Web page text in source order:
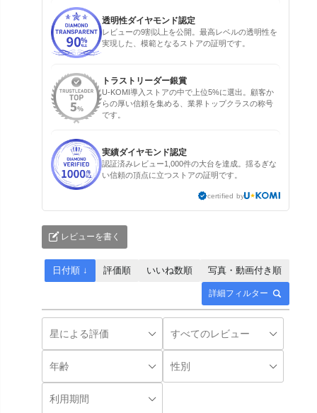
透明性ダイヤモンド認定
レビューの9割以上を公開。最高レベルの透明性を
実現した、模範となるストアの証明です。
トラストリーダー銀賞
U-KOMI導入ストアの中で上位5%に選出。顧客か
らの厚い信頼を集める、業界トップクラスの称号
です。
実績ダイヤモンド認定
認証済みレビュー1,000件の大台を達成。揺るぎな
い信頼の頂点に立つストアの証明です。
certified by
レビューを書く
詳細フィルター
日付順 ↓ 評価順 いいね数順 写真・動画付き順